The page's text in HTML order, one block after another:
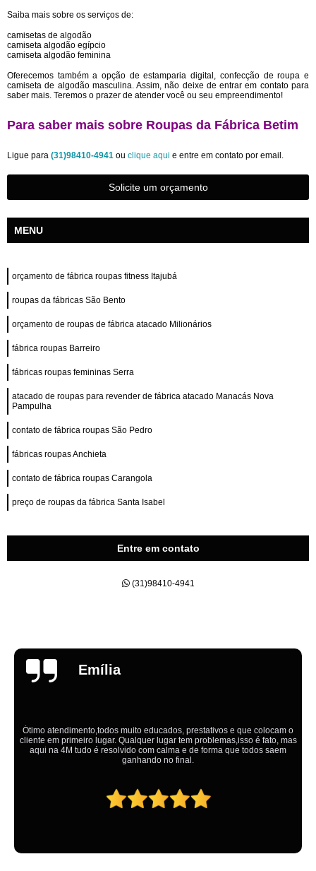
Saiba mais sobre os serviços de:
camisetas de algodão
camiseta algodão egípcio
camiseta algodão feminina
Oferecemos também a opção de estamparia digital, confecção de roupa e
camiseta de algodão masculina. Assim, não deixe de entrar em contato para
saber mais. Teremos o prazer de atender você ou seu empreendimento!
Para saber mais sobre Roupas da Fábrica Betim
Ligue para (31)98410-4941 ou clique aqui e entre em contato por email.
Solicite um orçamento
MENU
orçamento de fábrica roupas fitness Itajubá
roupas da fábricas São Bento
orçamento de roupas de fábrica atacado Milionários
fábrica roupas Barreiro
fábricas roupas femininas Serra
atacado de roupas para revender de fábrica atacado Manacás Nova
Pampulha
contato de fábrica roupas São Pedro
fábricas roupas Anchieta
contato de fábrica roupas Carangola
preço de roupas da fábrica Santa Isabel
Entre em contato
(31)98410-4941
Emília
Ótimo atendimento,todos muito educados, prestativos e que colocam o
cliente em primeiro lugar. Qualquer lugar tem problemas,isso é fato, mas
aqui na 4M tudo é resolvido com calma e de forma que todos saem
ganhando no final.